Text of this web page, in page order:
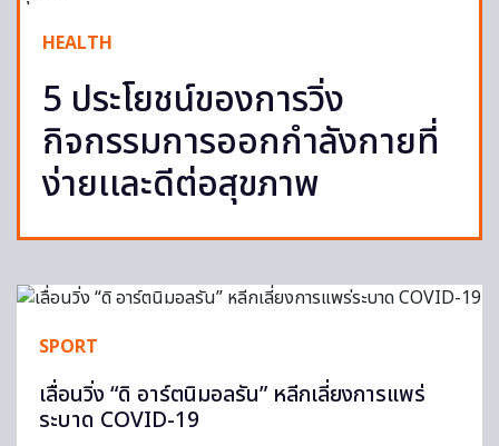
HEALTH
5 ประโยชน์ของการวิ่ง
กิจกรรมการออกกำลังกายที่
ง่ายเเละดีต่อสุขภาพ
SPORT
เลื่อนวิ่ง “ดิ อาร์ตนิมอลรัน” หลีกเลี่ยงการแพร่
ระบาด COVID-19